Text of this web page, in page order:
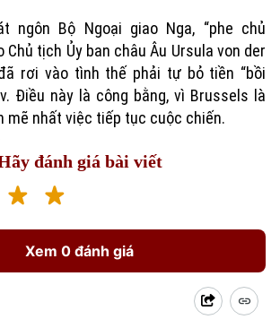
ngôn Bộ Ngoại giao Nga, “phe chủ
Chủ tịch Ủy ban châu Âu Ursula von der
rơi vào tình thế phải tự bỏ tiền “bồi
Điều này là công bằng, vì Brussels là
mẽ nhất việc tiếp tục cuộc chiến.
đánh giá bài viết
Xem 0 đánh giá